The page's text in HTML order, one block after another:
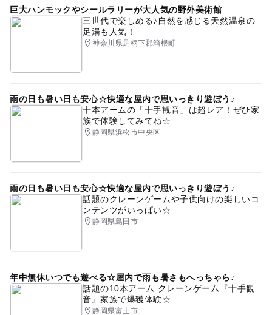
巨大ハンモックやシールラリーが大人気の野外美術館
三世代で楽しめる♪自然を感じる天然温泉の
足湯も人気！
神奈川県足柄下郡箱根町
雨の日も暑い日も安心☆快適な屋内で思いっきり遊ぼう♪
十本アームの「十手観音」は超レア！ぜひ家
族で体験してみてね☆
静岡県浜松市中央区
雨の日も暑い日も安心☆快適な屋内で思いっきり遊ぼう♪
話題のクレーンゲームや子供向けの楽しいコ
ンテンツがいっぱい☆
静岡県島田市
年中無休いつでも遊べる☆屋内で雨も暑さもへっちゃら♪
話題の10本アーム クレーンゲーム『十手観
音』家族で爆獲体験☆
静岡県富士市